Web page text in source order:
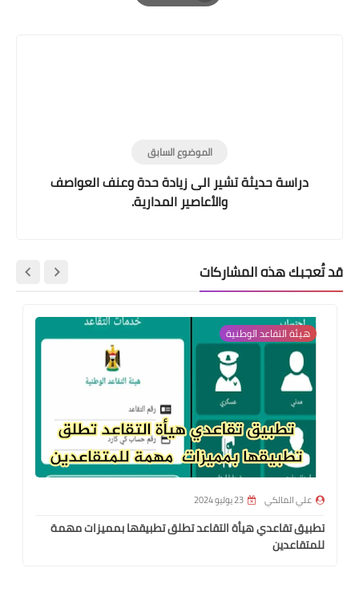
Print
الموضوع السابق
دراسة حديثة تشير الى زيادة حدة وعنف العواصف
والأعاصير المدارية.
قد تُعجبك هذه المشاركات
هيئة التقاعد الوطنية
علي المالكي 23 يوليو 2024
تطبيق تقاعدي هيأة التقاعد تطلق تطبيقها بمميزات مهمة
للمتقاعدين